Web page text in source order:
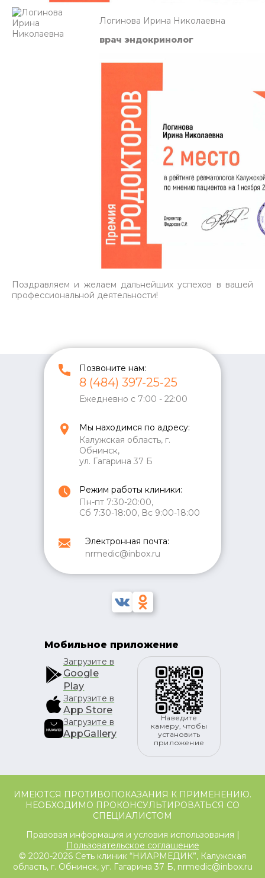
Логинова Ирина Николаевна
врач эндокринолог
Поздравляем и желаем дальнейших успехов в вашей
профессиональной деятельности!
Позвоните нам:
8 (484) 397-25-25
Ежедневно с 7:00 - 22:00
Мы находимся по адресу:
Калужская область, г.
Обнинск,
ул. Гагарина 37 Б
Режим работы клиники:
Пн-пт 7:30-20:00,
Сб 7:30-18:00, Вс 9:00-18:00
Электронная почта:
nrmedic@inbox.ru
Мобильное приложение
Загрузите в
Google
Play
Загрузите в
App Store
Загрузите в
AppGallery
Наведите
камеру, чтобы
установить
приложение
ИМЕЮТСЯ ПРОТИВОПОКАЗАНИЯ К ПРИМЕНЕНИЮ.
НЕОБХОДИМО ПРОКОНСУЛЬТИРОВАТЬСЯ СО
СПЕЦИАЛИСТОМ
Правовая информация и условия использования |
Пользовательское соглашение
© 2020-2026 Сеть клиник “НИАРМЕДИК”, Калужская
область, г. Обнинск, уг. Гагарина 37 Б, nrmedic@inbox.ru